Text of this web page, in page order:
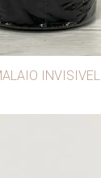
INVISIVEL